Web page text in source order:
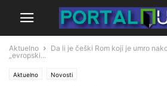
Aktuelno
Da li je češki Rom koji je umro
„evropski...
Aktuelno Novosti